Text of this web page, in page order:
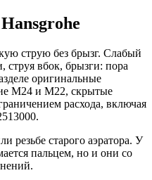
струю без брызг. Слабый
струя вбок, брызги: пора
оригинальные
M24 и M22, скрытые
расхода, включая
резьбе старого аэратора. У
пальцем, но и они со